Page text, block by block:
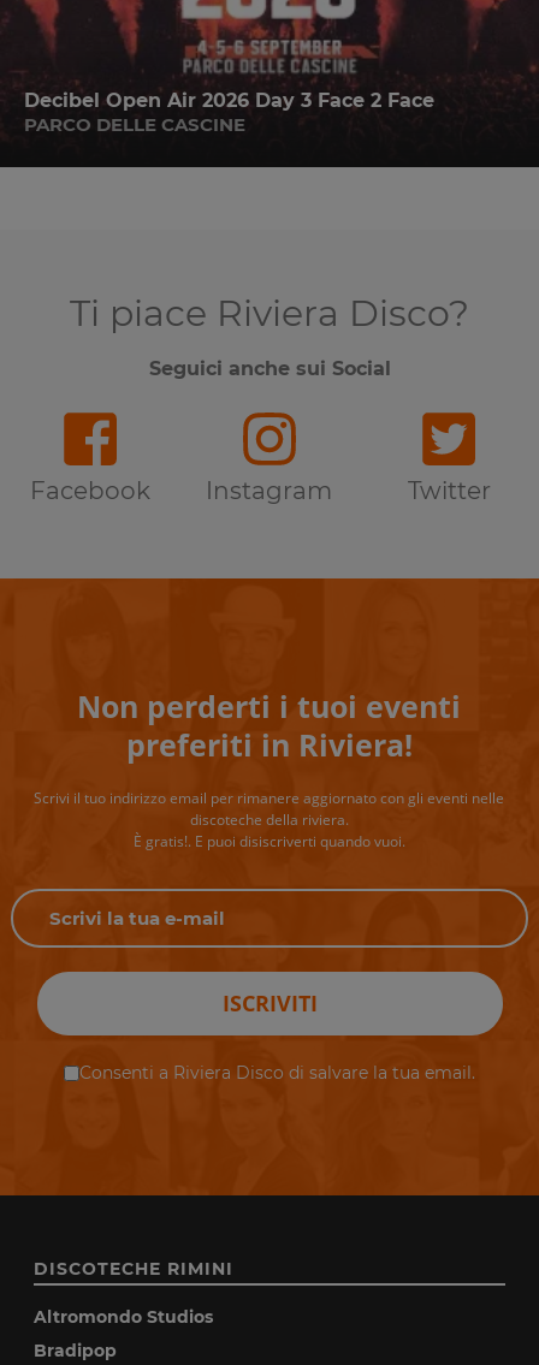
Decibel Open Air 2026 Day 3 Face 2 Face
PARCO DELLE CASCINE
Ti piace Riviera Disco?
Seguici anche sui Social
Facebook Instagram Twitter
Non perderti i tuoi eventi
preferiti in Riviera!
Scrivi il tuo indirizzo email per rimanere aggiornato con gli eventi nelle
discoteche della riviera.
È gratis!. E puoi disiscriverti quando vuoi.
ISCRIVITI
Consenti a Riviera Disco di salvare la tua email.
DISCOTECHE RIMINI
Altromondo Studios
Bradipop